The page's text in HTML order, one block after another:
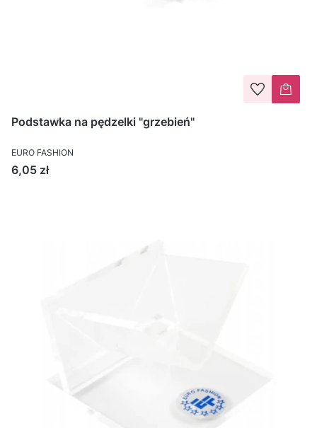
Podstawka na pędzelki "grzebień"
EURO FASHION
Cena
6,05 zł